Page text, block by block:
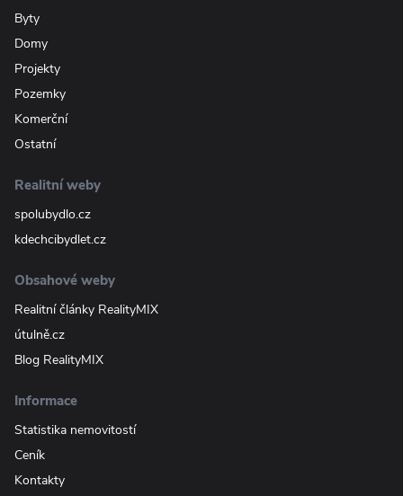
Byty
Domy
Projekty
Pozemky
Komerční
Ostatní
Realitní weby
spolubydlo.cz
kdechcibydlet.cz
Obsahové weby
Realitní články RealityMIX
útulně.cz
Blog RealityMIX
Informace
Statistika nemovitostí
Ceník
Kontakty